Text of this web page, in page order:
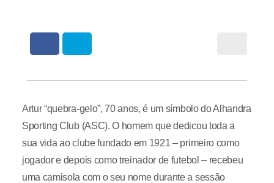
Artur “quebra-gelo”, 70 anos, é um símbolo do Alhandra
Sporting Club (ASC). O homem que dedicou toda a
sua vida ao clube fundado em 1921 – primeiro como
jogador e depois como treinador de futebol – recebeu
uma camisola com o seu nome durante a sessão